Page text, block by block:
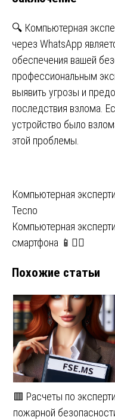
🔍 Компьютерная
через WhatsApp
обеспечения вашей
профессиональным
выявить угрозы и
последствия взлома.
устройство было
этой проблемы.
Навигация
по
записям
Компьютерная
Tecno
Компьютерная
смартфона 📱🕵️‍♂️
Похожие статьи
🟥 Расчеты по
пожарной